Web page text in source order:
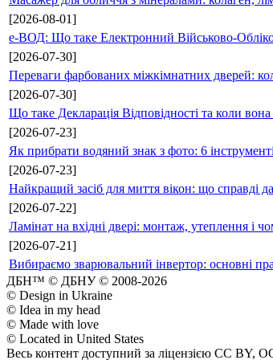
[2026-08-01]
е-ВОД: Що таке Електронний Військово-
[2026-07-30]
Переваги фарбованих міжкімнатних дверей:
[2026-07-30]
Що таке Декларація Відповідності та коли вона
[2026-07-23]
Як прибрати водяний знак з фото: 6
[2026-07-23]
Найкращий засіб для миття вікон: що справді
[2026-07-22]
Ламінат на вхідні двері: монтаж, утеплення і
[2026-07-21]
Вибираємо зварювальний інвертор: основні
ДБН™ © ДБНУ © 2008-2026
© Design in Ukraine
© Idea in my head
© Made with love
© Located in United States
Весь контент доступний за ліцензією CC BY,